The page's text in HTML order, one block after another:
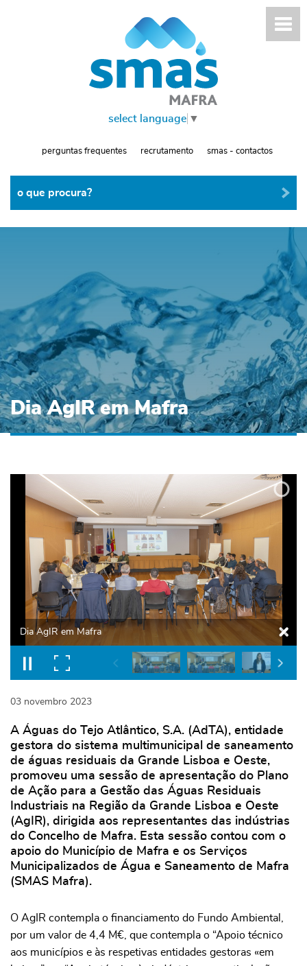
select language ▼
perguntas frequentes recrutamento smas - contactos
Dia AgIR em Mafra
Dia AgIR em Mafra
03 novembro 2023
A Águas do Tejo Atlântico, S.A. (AdTA), entidade
gestora do sistema multimunicipal de saneamento
de águas residuais da Grande Lisboa e Oeste,
promoveu uma sessão de apresentação do Plano
de Ação para a Gestão das Águas Residuais
Industriais na Região da Grande Lisboa e Oeste
(AgIR), dirigida aos representantes das indústrias
do Concelho de Mafra. Esta sessão contou com o
apoio do Município de Mafra e os Serviços
Municipalizados de Água e Saneamento de Mafra
(SMAS Mafra).
O AgIR contempla o financiamento do Fundo Ambiental,
por um valor de 4,4 M€, que contempla o “Apoio técnico
aos municípios e às respetivas entidades gestoras «em